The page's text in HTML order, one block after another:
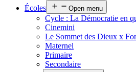
Écoles
Open menu
Cycle : La Démocratie en
Cinemini
Le Sommet des Dieux x
Maternel
Primaire
Secondaire